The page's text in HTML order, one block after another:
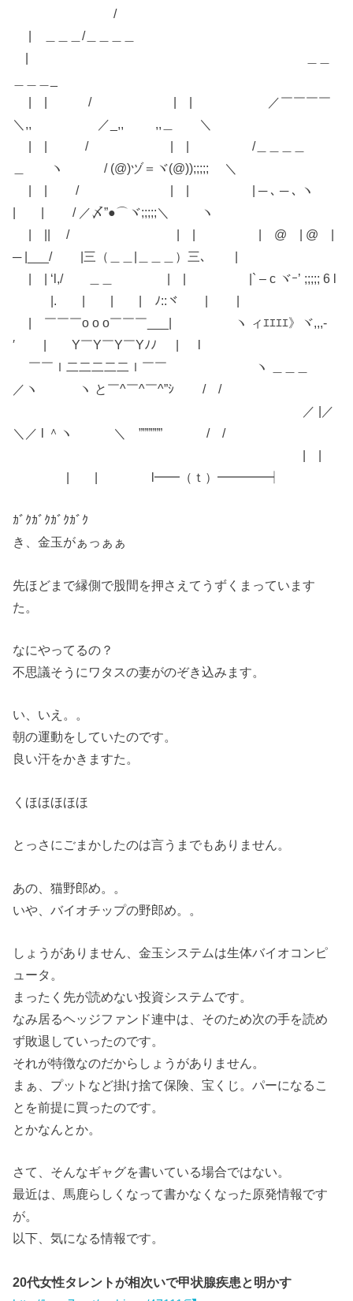
/
| ＿＿＿/＿＿＿＿
| ＿＿
| | / | | ／￣￣￣￣
＼,, ／_,, ,,＿ ＼
| | / | | /＿＿＿＿
＿ ヽ / (@)ヅ＝ヾ(@));;;;; ＼
| | / | | | ─ ､ ─ ､ ヽ
| | / ／〆”●⌒ヾ;;;;;＼ ヽ
| || / | | | @ | @ |
─ |___/ |三（＿＿|＿＿＿）三､ |
| | ‘l,/ ＿＿ | | |` – c ヾｰ’ ;;;;; 6 l
|. | | | ﾉ::ヾ | |
| ￣￣￣o o o￣￣￣___| ヽ ィｴｴｴｴ》ヾ,,,-
′ | Y￣Y￣Y￣Yﾉﾉ | l
￣￣ｌ二二二二二ｌ￣￣ ヽ ＿＿＿
／ヽ ヽ と￣^￣^￣^”ｼ / /
／ |／
＼／ l ＾ヽ ＼ ”””””” / /
| |
| | l━━（ｔ）━━━━┥
ｶﾞｸｶﾞｸｶﾞｸｶﾞｸ
き、金玉がぁっぁぁ
先ほどまで縁側で股間を押さえてうずくまっています
た。
なにやってるの？
不思議そうにワタスの妻がのぞき込みます。
い、いえ。。
朝の運動をしていたのです。
良い汗をかきますた。
くほほほほほ
とっさにごまかしたのは言うまでもありません。
あの、猫野郎め。。
いや、バイオチップの野郎め。。
しょうがありません、金玉システムは生体バイオコンピ
ュータ。
まったく先が読めない投資システムです。
なみ居るヘッジファンド連中は、そのため次の手を読め
ず敗退していったのです。
それが特徴なのだからしょうがありません。
まぁ、プットなど掛け捨て保険、宝くじ。パーになるこ
とを前提に買ったのです。
とかなんとか。
さて、そんなギャグを書いている場合ではない。
最近は、馬鹿らしくなって書かなくなった原発情報です
が。
以下、気になる情報です。
20代女性タレントが相次いで甲状腺疾患と明かす